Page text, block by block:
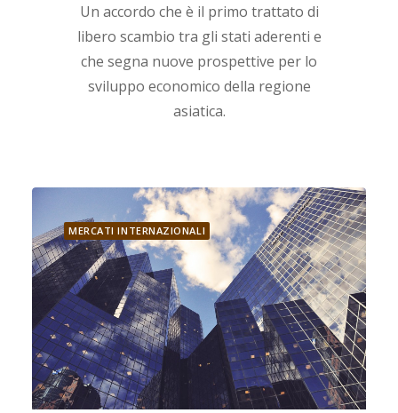
Un accordo che è il primo trattato di
libero scambio tra gli stati aderenti e
che segna nuove prospettive per lo
sviluppo economico della regione
asiatica.
MERCATI INTERNAZIONALI